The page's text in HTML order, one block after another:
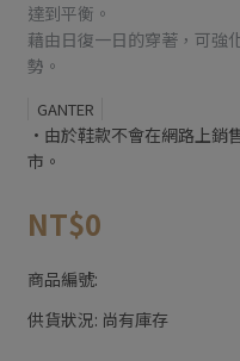
達到平衡。
藉由日復一日的穿著，可強
勢。
GANTER
•由於鞋款不會在網路上銷
市。
NT$0
商品編號:
供貨狀況: 尚有庫存